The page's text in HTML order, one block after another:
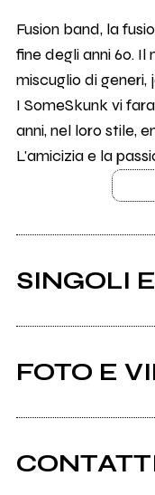
Fusion band, la
fine degli anni 60.
miscuglio di generi,
I SomeSkunk vi
anni, nel loro stile,
L'amicizia e la
SINGOLI
FOTO E